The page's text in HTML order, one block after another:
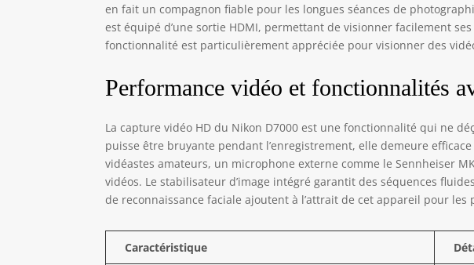
en fait un compagnon fiable pour les longues séances de
est équipé d’une sortie HDMI, permettant de visionner facilement
fonctionnalité est particulièrement appréciée pour visionner des
Performance vidéo et fonctionnalités
La capture vidéo HD du Nikon D7000 est une fonctionnalité qui ne
puisse être bruyante pendant l’enregistrement, elle demeure
vidéastes amateurs, un microphone externe comme le Sennheiser
vidéos. Le stabilisateur d’image intégré garantit des séquences
de reconnaissance faciale ajoutent à l’attrait de cet appareil pour les
Caractéristique